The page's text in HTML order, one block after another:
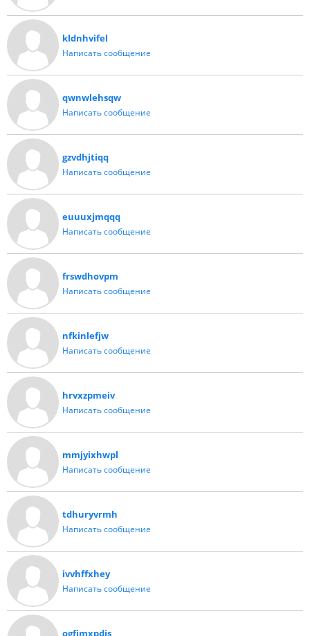
kldnhvifel
Написать сообщение
qwnwlehsqw
Написать сообщение
gzvdhjtiqq
Написать сообщение
euuuxjmqqq
Написать сообщение
frswdhovpm
Написать сообщение
nfkinlefjw
Написать сообщение
hrvxzpmeiv
Написать сообщение
mmjyixhwpl
Написать сообщение
tdhuryvrmh
Написать сообщение
ivvhffxhey
Написать сообщение
ogfimxpdis